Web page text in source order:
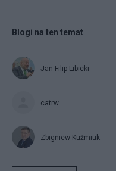
Blogi na ten temat
Jan Filip Libicki
catrw
Zbigniew Kuźmiuk